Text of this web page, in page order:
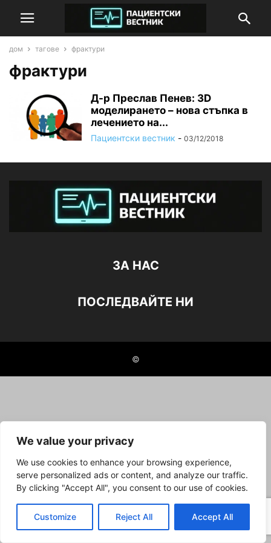
We value your privacy
We use cookies to enhance your browsing experience,
serve personalized ads or content, and analyze our traffic.
By clicking "Accept All", you consent to our use of cookies.
Customize Reject All Accept All
дом тагове фрактури
фрактури
Д-р Преслав Пенев: 3D
моделирането – нова стъпка в
лечението на...
Пациентски вестник - 03/12/2018
ЗА НАС
ПОСЛЕДВАЙТЕ НИ
©